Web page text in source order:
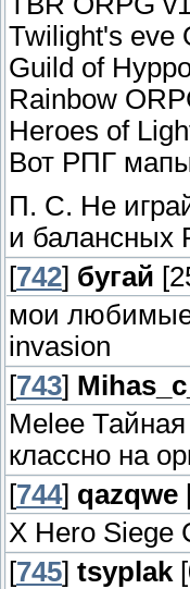
Twilight's eve
Guild of
Rainbow
Heroes of
Вот РПГ
П. С. Не
и балансных
[742] бугай
мои любимые
invasion
[743]
Melee
классно на
[744] qazqwe
X Hero Siege
[745] tsyplak